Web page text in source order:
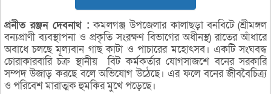
প্রনীতরঞ্জনদেবনাথ : কমলগঞ্জ উপজেলার কালাছড়া বনবিটে (শ্রীমঙ্গল
বন্যপ্রাণী ব্যবস্থাপনা ও প্রকৃতি সংরক্ষণ বিভাগের অধীনস্থ) রাতের আঁধারে
অবাধে চলছে মূল্যবান গাছ কাটা ও পাচারের মহোৎসব। একটি সংঘবদ্ধ
চোরাকারবারি চক্র স্থানীয় বিট কর্মকর্তার যোগসাজশে বনের সরকারি
সম্পদ উজাড় করছে বলে অভিযোগ উঠেছে। এর ফলে বনের জীববৈচিত্র্য
ও পরিবেশ মারাত্মক হুমকির মুখে পড়েছে।